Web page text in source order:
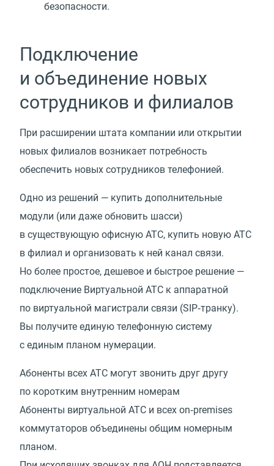
безопасности.
Подключение
и объединение новых
сотрудников и филиалов
При расширении штата компании или открытии
новых филиалов возникает потребность
обеспечить новых сотрудников телефонией.
Одно из решений — купить дополнительные
модули (или даже обновить шасси)
в существующую офисную АТС, купить новую АТС
в филиал и организовать к ней канал связи.
Но более простое, дешевое и быстрое решение —
подключение Виртуальной АТС к аппаратной
по виртуальной магистрали связи (SIP‑транку).
Вы получите единую телефонную систему
с единым планом нумерации.
Абоненты всех АТС могут звонить друг другу
по коротким внутренним номерам
Абоненты виртуальной АТС и всех on‑premises
коммутаторов объединены общим номерным
планом.